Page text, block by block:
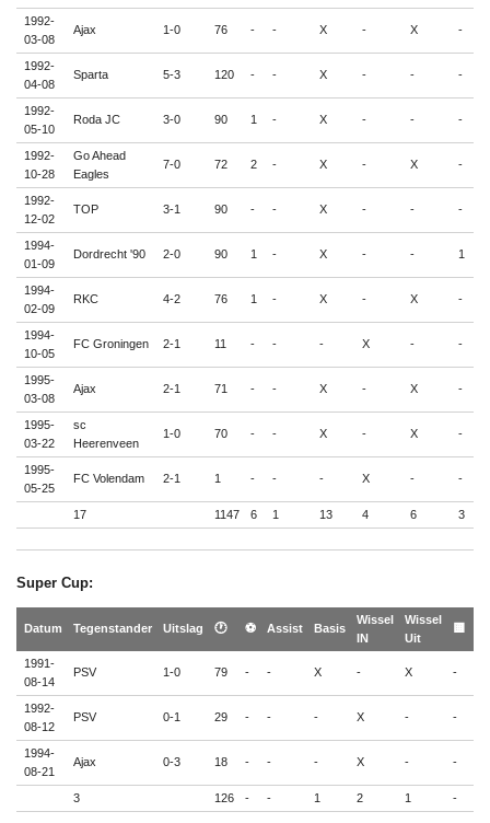
1992-
03-08
Ajax 1-0 76 - - X - X -
1992-
04-08
Sparta 5-3 120 - - X - - -
1992-
05-10
Roda JC 3-0 90 1 - X - - -
1992-
10-28
Go Ahead
Eagles
7-0 72 2 - X - X -
1992-
12-02
TOP 3-1 90 - - X - - -
1994-
01-09
Dordrecht '90 2-0 90 1 - X - - 1
1994-
02-09
RKC 4-2 76 1 - X - X -
1994-
10-05
FC Groningen 2-1 11 - - - X - -
1995-
03-08
Ajax 2-1 71 - - X - X -
1995-
03-22
sc
Heerenveen
1-0 70 - - X - X -
1995-
05-25
FC Volendam 2-1 1 - - - X - -
17 1147 6 1 13 4 6 3
Super Cup:
Datum Tegenstander Uitslag 🕐 ⚽ Assist Basis
Wissel
IN
Wissel
Uit
🟨
1991-
08-14
PSV 1-0 79 - - X - X -
1992-
08-12
PSV 0-1 29 - - - X - -
1994-
08-21
Ajax 0-3 18 - - - X - -
3 126 - - 1 2 1 -